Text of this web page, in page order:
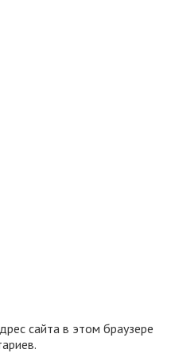
сайта в этом браузере